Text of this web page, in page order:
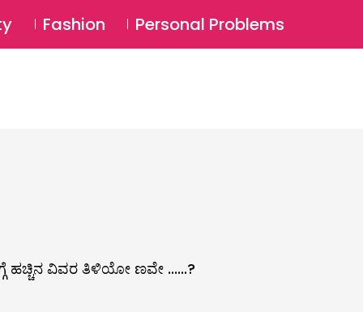
Login ⚲
Fashion Personal Problems
ಹಚ್ಚಿನ ವಿವರ ತಿಳಿಯೋ ಣವೇ ......?